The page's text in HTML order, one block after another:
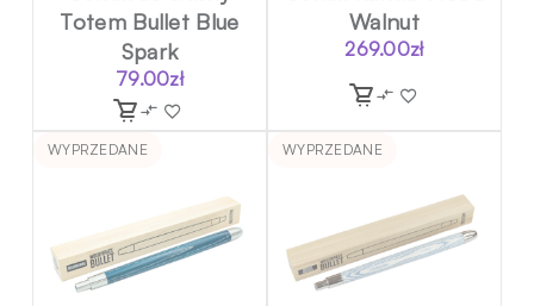
Totem Bullet Blue
Spark
79.00zł
Walnut
269.00zł
WYPRZEDANE WYPRZEDANE